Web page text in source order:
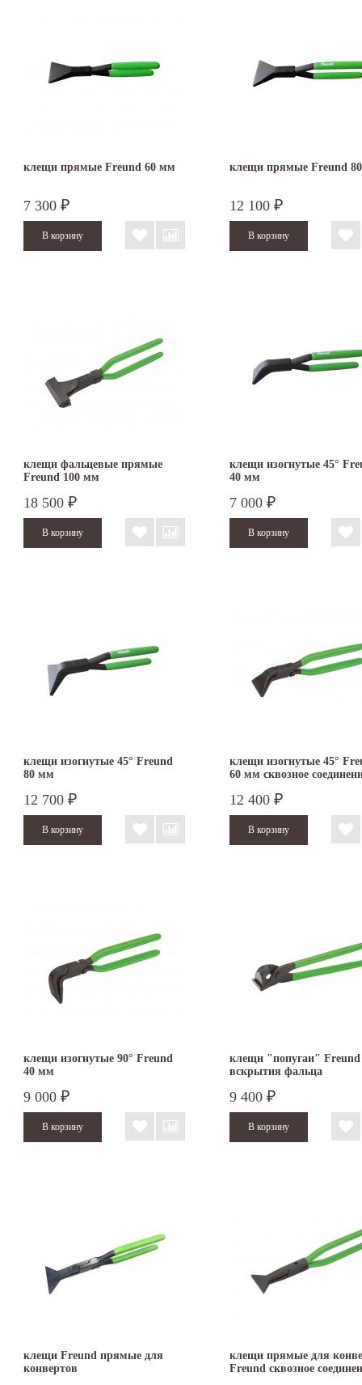
клещи прямые Freund 60 мм
7 300 ₽
клещи прямые Freund
12 100 ₽
клещи фальцевые прямые
Freund 100 мм
18 500 ₽
клещи изогнутые 45°
40 мм
7 000 ₽
клещи изогнутые 45° Freund
80 мм
12 700 ₽
клещи изогнутые 45°
60 мм сквозное
12 400 ₽
клещи изогнутые 90° Freund
40 мм
9 000 ₽
клещи "попугаи" Freund
вскрытия фальца
9 400 ₽
клещи Freund прямые для
конвертов
клещи прямые для
Freund сквозное